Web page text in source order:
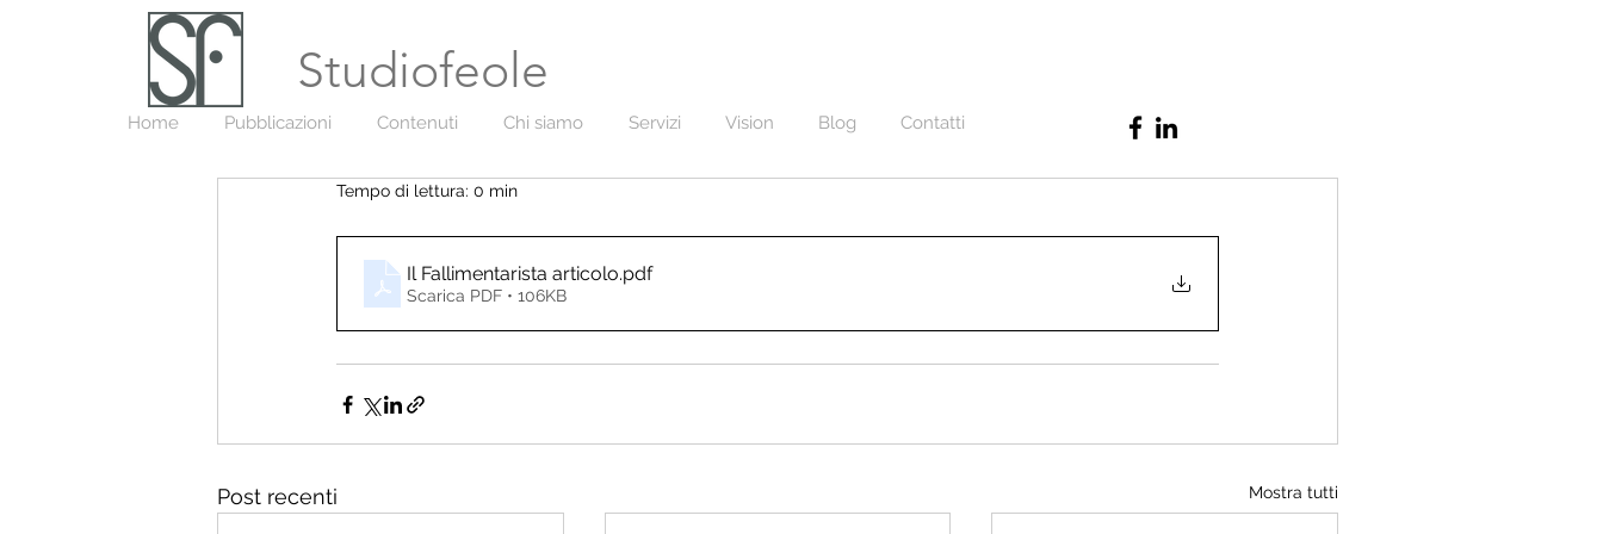
Studiofeole
Home Pubblicazioni Contenuti Chi siamo Servizi Vision Blog Contatti
Tempo di lettura: 0 min
Il Fallimentarista articolo.pdf
Scarica PDF • 106KB
Post recenti Mostra tutti